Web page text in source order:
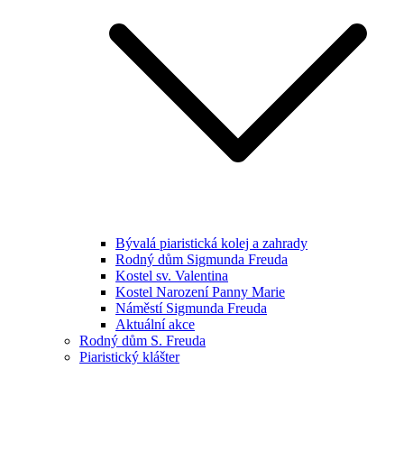
Bývalá piaristická kolej a zahrady
Rodný dům Sigmunda Freuda
Kostel sv. Valentina
Kostel Narození Panny Marie
Náměstí Sigmunda Freuda
Aktuální akce
Rodný dům S. Freuda
Piaristický klášter